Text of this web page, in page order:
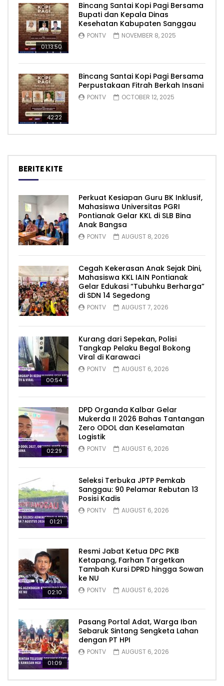
01:13:50
Bincang Santai Kopi Pagi Bersama
Bupati dan Kepala Dinas
Kesehatan Kabupaten Sanggau
PONTV NOVEMBER 8, 2025
42:22
Bincang Santai Kopi Pagi Bersama
Perpustakaan Fitrah Berkah Insani
PONTV OCTOBER 12, 2025
BERITE KITE
Perkuat Kesiapan Guru BK Inklusif,
Mahasiswa Universitas PGRI
Pontianak Gelar KKL di SLB Bina
Anak Bangsa
PONTV AUGUST 8, 2026
Cegah Kekerasan Anak Sejak Dini,
Mahasiswa KKL IAIN Pontianak
Gelar Edukasi “Tubuhku Berharga”
di SDN 14 Segedong
PONTV AUGUST 7, 2026
00:54
Kurang dari Sepekan, Polisi
Tangkap Pelaku Begal Bokong
Viral di Karawaci
PONTV AUGUST 6, 2026
02:29
DPD Organda Kalbar Gelar
Mukerda II 2026 Bahas Tantangan
Zero ODOL dan Keselamatan
Logistik
PONTV AUGUST 6, 2026
01:21
Seleksi Terbuka JPTP Pemkab
Sanggau: 90 Pelamar Rebutan 13
Posisi Kadis
PONTV AUGUST 6, 2026
02:10
Resmi Jabat Ketua DPC PKB
Ketapang, Farhan Targetkan
Tambah Kursi DPRD hingga Sowan
ke NU
PONTV AUGUST 6, 2026
01:09
Pasang Portal Adat, Warga Iban
Sebaruk Sintang Sengketa Lahan
dengan PT HPI
PONTV AUGUST 6, 2026